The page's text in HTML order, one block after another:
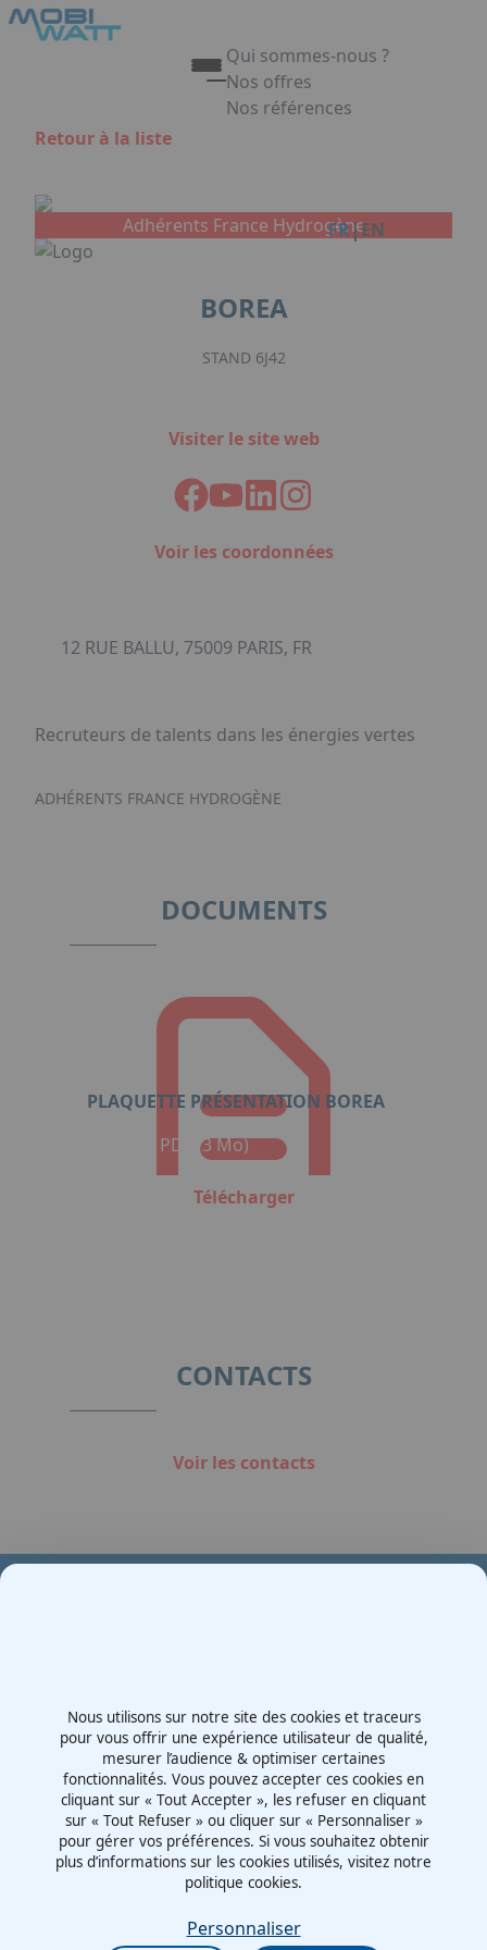
Aller au contenu principal
Qui sommes-nous ?
Nos offres
Nos références
FR|EN
Retour à la liste
Adhérents France Hydrogène
BOREA
STAND 6J42
Visiter le site web
Voir les coordonnées
12 RUE BALLU, 75009 PARIS, FR
Recruteurs de talents dans les énergies vertes
ADHÉRENTS FRANCE HYDROGÈNE
DOCUMENTS
PLAQUETTE PRÉSENTATION BOREA
Format : PDF (3 Mo)
Télécharger
CONTACTS
Voir les contacts
Contactez-nous
Route d'Irigny, Z.I. Nord
69530 - Brignais
France
Politiques de confidentialité
Panneau de gestion des cookies
Nous utilisons sur notre site des cookies et traceurs
pour vous offrir une expérience utilisateur de qualité,
mesurer l’audience & optimiser certaines
fonctionnalités. Vous pouvez accepter ces cookies en
cliquant sur « Tout Accepter », les refuser en cliquant
sur « Tout Refuser » ou cliquer sur « Personnaliser »
pour gérer vos préférences. Si vous souhaitez obtenir
plus d’informations sur les cookies utilisés, visitez notre
politique cookies.
Personnaliser